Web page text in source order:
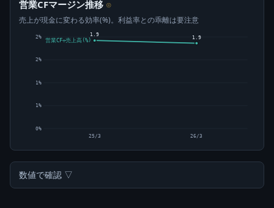
営業CFマージン推移 ⊙
売上が現金に変わる効率(%)。利益率との乖離は要注意
0%
1%
1%
2%
2% 1.9
25/3
1.9
26/3
営業CF÷売上高(%)
数値で確認 ▽